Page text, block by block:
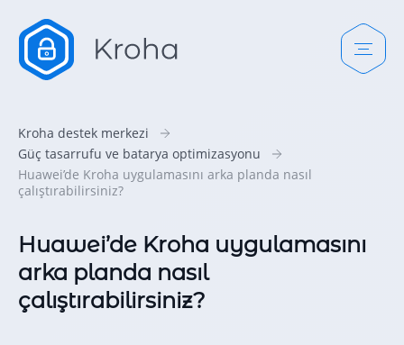
Kroha destek merkezi
Güç tasarrufu ve batarya optimizasyonu
Huawei’de Kroha uygulamasını arka planda nasıl
çalıştırabilirsiniz?
Huawei’de Kroha uygulamasını
arka planda nasıl
çalıştırabilirsiniz?